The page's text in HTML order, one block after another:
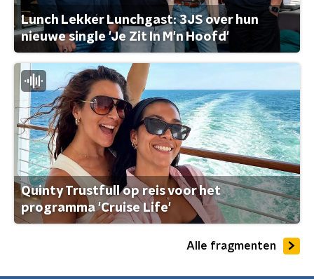
Lunch Lekker Lunchgast: 3JS over hun
nieuwe single 'Je Zit In M'n Hoofd'
Quinty Trustfull op reis voor het
programma 'Cruise Life'
Alle fragmenten